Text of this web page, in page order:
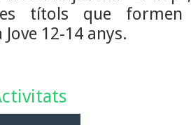
títols que
12-14 anys.